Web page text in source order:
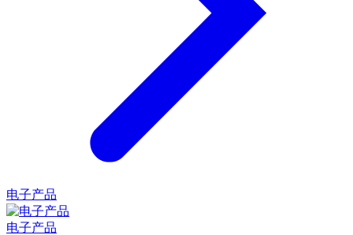
电子产品
电子产品